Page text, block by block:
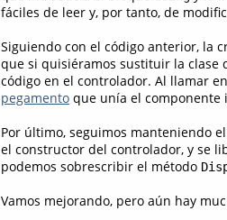
fáciles de leer y, por tanto, de
Siguiendo con el código anterior, la
que si quisiéramos sustituir la clase
código en el controlador. Al llamar
pegamento que unía el componente
Por último, seguimos manteniendo
el constructor del controlador, y se
podemos sobrescribir el método
Vamos mejorando, pero aún hay